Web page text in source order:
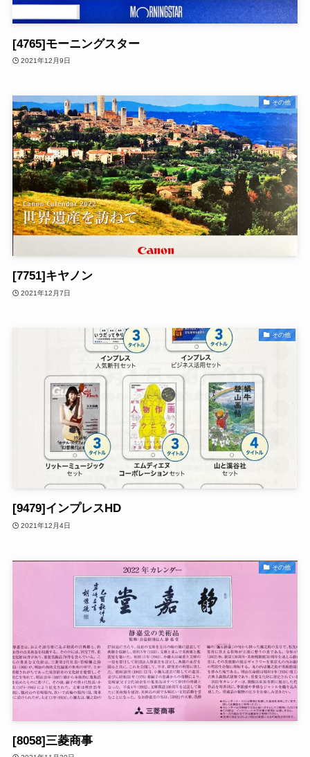
[4765]モーニングスター
2021年12月9日
その他
[7751]キヤノン
2021年12月7日
その他
[9479]インプレスHD
2021年12月4日
その他
[8058]三菱商事